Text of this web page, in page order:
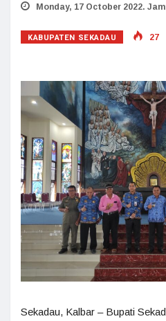
Monday, 17 October 2022.
KABUPATEN SEKADAU 27
Sekadau, Kalbar – Bupati